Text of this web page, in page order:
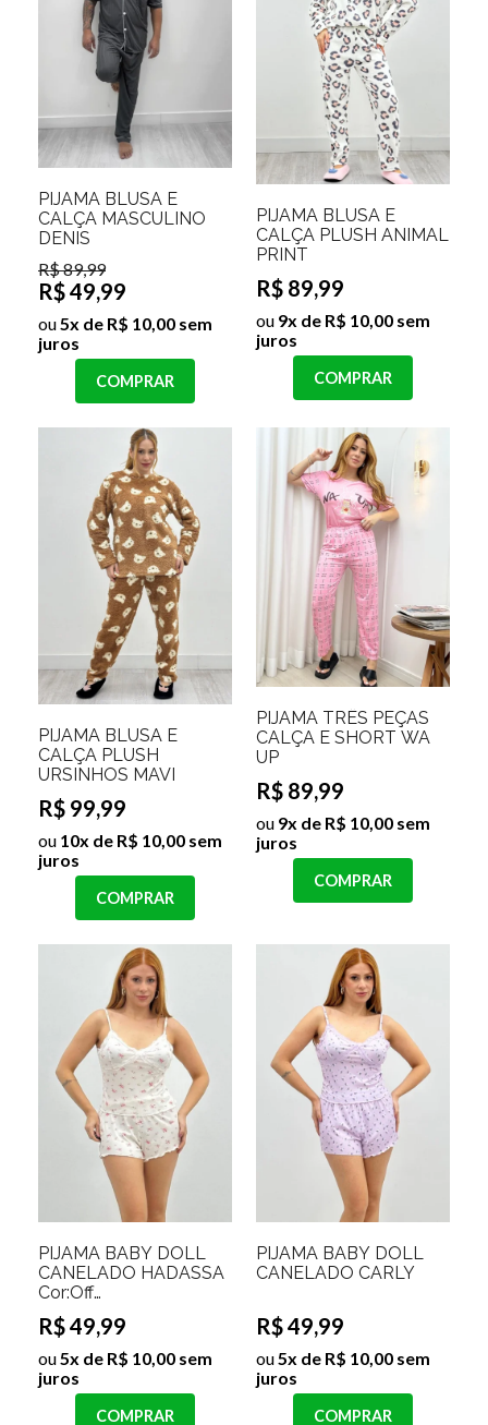
PIJAMA BLUSA E
CALÇA MASCULINO
DENIS
R$ 89,99
R$ 49,99
ou 5x de R$ 10,00 sem
juros
COMPRAR
PIJAMA BLUSA E
CALÇA PLUSH ANIMAL
PRINT
R$ 89,99
ou 9x de R$ 10,00 sem
juros
COMPRAR
PIJAMA BLUSA E
CALÇA PLUSH
URSINHOS MAVI
R$ 99,99
ou 10x de R$ 10,00 sem
juros
COMPRAR
PIJAMA TRÊS PEÇAS
CALÇA E SHORT WA
UP
R$ 89,99
ou 9x de R$ 10,00 sem
juros
COMPRAR
PIJAMA BABY DOLL
CANELADO HADASSA
Cor:Off
White;Tamanho:G/GG
R$ 49,99
ou 5x de R$ 10,00 sem
juros
COMPRAR
PIJAMA BABY DOLL
CANELADO CARLY
R$ 49,99
ou 5x de R$ 10,00 sem
juros
COMPRAR